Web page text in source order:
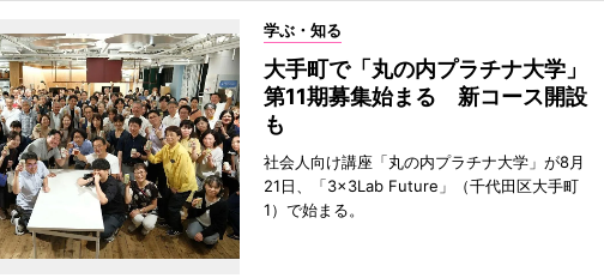
学ぶ・知る
大手町で「丸の内プラチナ大学」
第11期募集始まる 新コース開設
も
社会人向け講座「丸の内プラチナ大学」が8月
21日、「3×3Lab Future」（千代田区大手町
1）で始まる。